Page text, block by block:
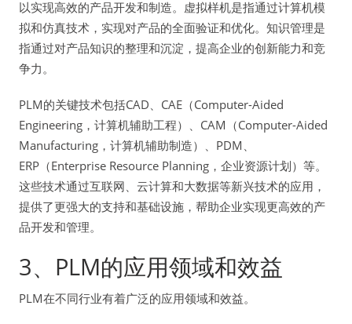
以实现高效的产品开发和制造。虚拟样机是指通过计算机模
拟和仿真技术，实现对产品的全面验证和优化。知识管理是
指通过对产品知识的整理和沉淀，提高企业的创新能力和竞
争力。
PLM的关键技术包括CAD、CAE（Computer-Aided
Engineering，计算机辅助工程）、CAM（Computer-Aided
Manufacturing，计算机辅助制造）、PDM、
ERP（Enterprise Resource Planning，企业资源计划）等。
这些技术通过互联网、云计算和大数据等新兴技术的应用，
提供了更强大的支持和基础设施，帮助企业实现更高效的产
品开发和管理。
3、PLM的应用领域和效益
PLM在不同行业有着广泛的应用领域和效益。